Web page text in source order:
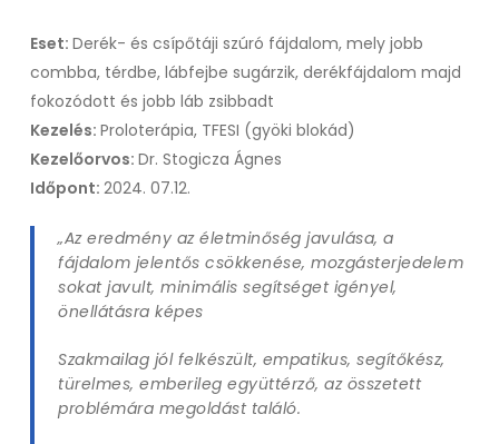
Eset:Derék- és csípőtáji szúró fájdalom, mely jobb
combba, térdbe, lábfejbe sugárzik, derékfájdalom majd
fokozódott és jobb láb zsibbadt
Kezelés:Proloterápia, TFESI (gyöki blokád)
Kezelőorvos:Dr. Stogicza Ágnes
Időpont:2024. 07.12.
„Az eredmény az életminőség javulása, a
fájdalom jelentős csökkenése, mozgásterjedelem
sokat javult, minimális segítséget igényel,
önellátásra képes
Szakmailag jól felkészült, empatikus, segítőkész,
türelmes, emberileg együttérző, az összetett
problémára megoldást találó.